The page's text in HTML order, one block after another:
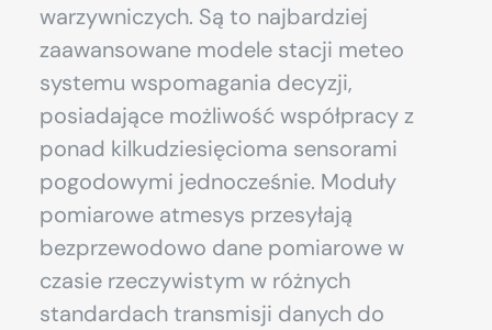
warzywniczych. Są to najbardziej
zaawansowane modele stacji meteo
systemu wspomagania decyzji,
posiadające możliwość współpracy z
ponad kilkudziesięcioma sensorami
pogodowymi jednocześnie. Moduły
pomiarowe atmesys przesyłają
bezprzewodowo dane pomiarowe w
czasie rzeczywistym w różnych
standardach transmisji danych do